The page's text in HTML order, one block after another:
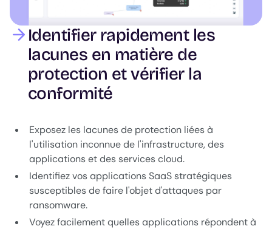
Identifier rapidement les
lacunes en matière de
protection et vérifier la
conformité
Exposez les lacunes de protection liées à
l'utilisation inconnue de l'infrastructure, des
applications et des services cloud.
Identifiez vos applications SaaS stratégiques
susceptibles de faire l'objet d'attaques par
ransomware.
Voyez facilement quelles applications répondent à